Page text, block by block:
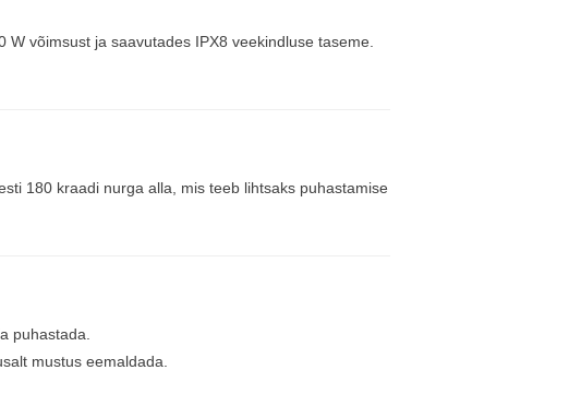
võimsust ja saavutades IPX8 veekindluse taseme.
180 kraadi nurga alla, mis teeb lihtsaks puhastamise
puhastada.
mustus eemaldada.